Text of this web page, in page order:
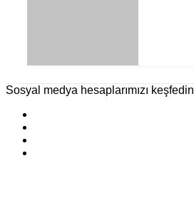
Sosyal medya hesaplarımızı keşfedin